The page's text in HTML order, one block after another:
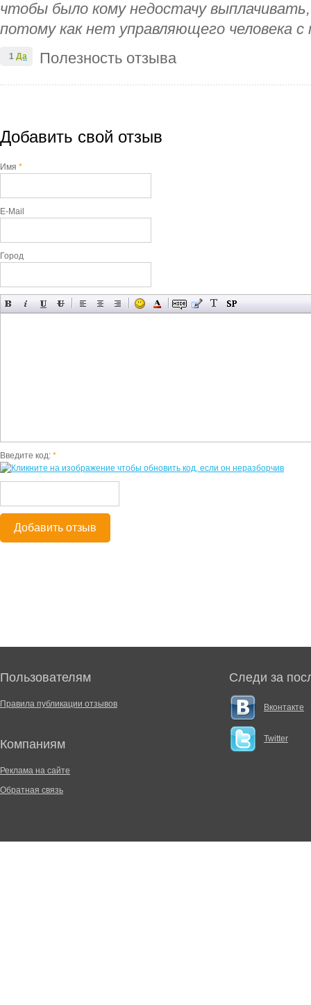
чтобы было кому недостачу
потому как нет управляющего человека с
Полезность отзыва
1 Да
Добавить свой отзыв
Имя *
E-Mail
Город
Введите код: *
Добавить отзыв
Пользователям
Правила публикации отзывов
Компаниям
Реклама на сайте
Обратная связь
Следи за
Вконтакте
Twitter